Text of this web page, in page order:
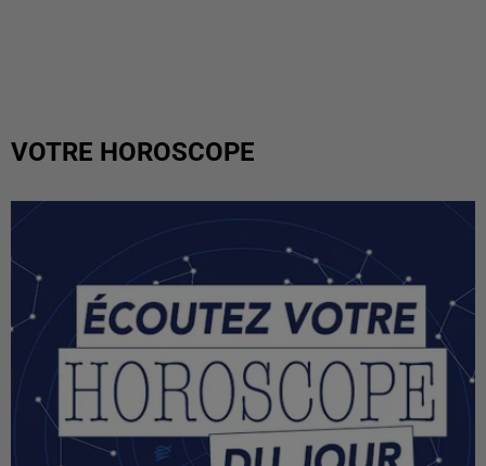
VOTRE HOROSCOPE